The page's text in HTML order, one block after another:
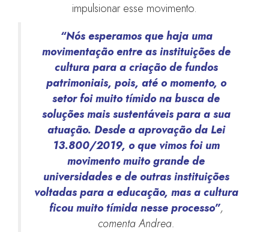
impulsionar esse movimento.
“Nós esperamos que haja uma
movimentação entre as instituições de
cultura para a criação de fundos
patrimoniais, pois, até o momento, o
setor foi muito tímido na busca de
soluções mais sustentáveis para a sua
atuação. Desde a aprovação da Lei
13.800/2019, o que vimos foi um
movimento muito grande de
universidades e de outras instituições
voltadas para a educação, mas a cultura
ficou muito tímida nesse processo”,
comenta Andrea.